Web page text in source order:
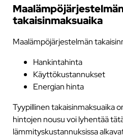
takaisinmaksuaika
Maalämpöjärjestelmän
Hankintahinta
Käyttökustannukset
Energian hinta
Tyypillinen takaisinmaksuaika
hintojen nousu voi lyhentää
lämmityskustannuksissa